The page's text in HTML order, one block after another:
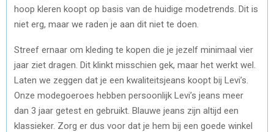
hoop kleren koopt op basis van de huidige modetrends. Dit is
niet erg, maar we raden je aan dit niet te doen.
Streef ernaar om kleding te kopen die je jezelf minimaal vier
jaar ziet dragen. Dit klinkt misschien gek, maar het werkt wel.
Laten we zeggen dat je een kwaliteitsjeans koopt bij Levi’s.
Onze modegoeroes hebben persoonlijk Levi’s jeans meer
dan 3 jaar getest en gebruikt. Blauwe jeans zijn altijd een
klassieker. Zorg er dus voor dat je hem bij een goede winkel